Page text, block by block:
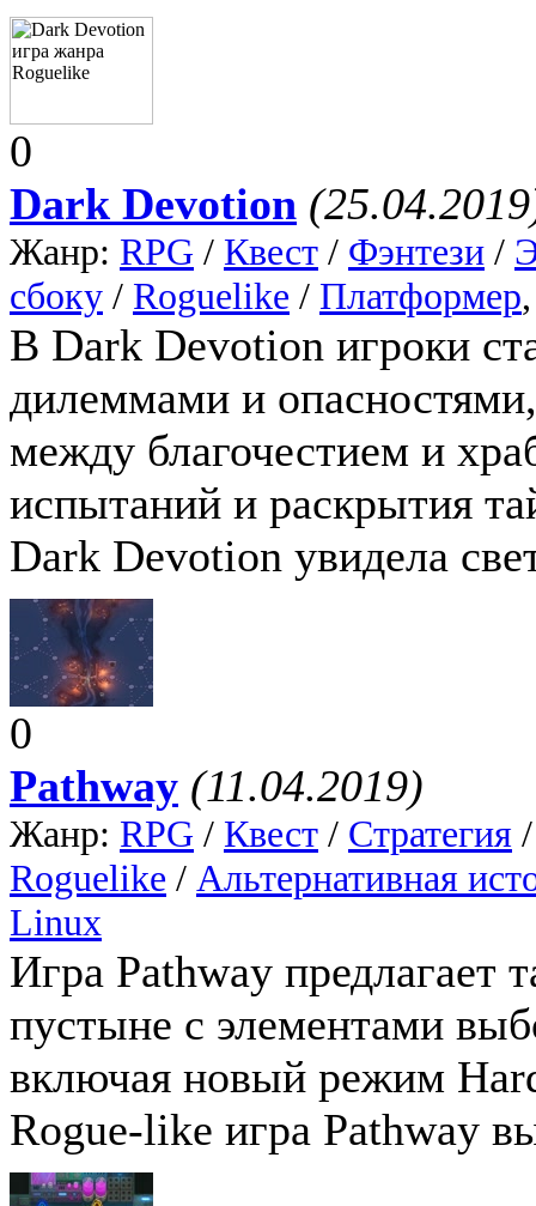
0
Dark Devotion
Жанр: RPG / Квест / Фэнтези /
сбоку / Roguelike / Платформер
В Dark Devotion игроки
дилеммами и
между благочестием и
испытаний и раскрытия
Dark Devotion увидела
0
Pathway (11.04.2019)
Жанр: RPG / Квест / Стратегия
Roguelike / Альтернативная
Linux
Игра Pathway предлагает
пустыне с элементами
включая новый режим
Rogue-like игра Pathway